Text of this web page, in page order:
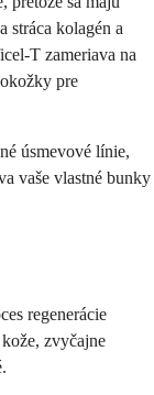
stráca kolagén a
T zameriava na
pre
úsmevové línie,
vaše vlastné bunky
regenerácie
zvyčajne